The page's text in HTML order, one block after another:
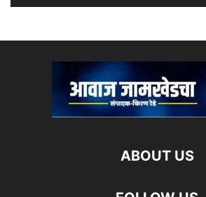
ABOUT US